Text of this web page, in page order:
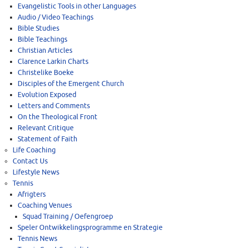
Evangelistic Tools in other Languages
Audio / Video Teachings
Bible Studies
Bible Teachings
Christian Articles
Clarence Larkin Charts
Christelike Boeke
Disciples of the Emergent Church
Evolution Exposed
Letters and Comments
On the Theological Front
Relevant Critique
Statement of Faith
Life Coaching
Contact Us
Lifestyle News
Tennis
Afrigters
Coaching Venues
Squad Training / Oefengroep
Speler Ontwikkelingsprogramme en Strategie
Tennis News